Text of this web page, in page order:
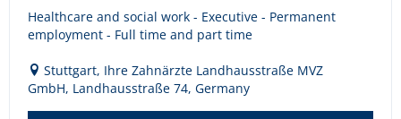
Healthcare and social work - Executive - Permanent
employment - Full time and part time
Stuttgart, Ihre Zahnärzte Landhausstraße MVZ
GmbH, Landhausstraße 74, Germany